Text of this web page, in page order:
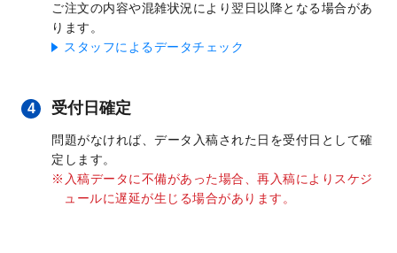
ご注文の内容や混雑状況により翌日以降となる場合があ
ります。
スタッフによるデータチェック
4 受付日確定
問題がなければ、データ入稿された日を受付日として確
定します。
入稿データに不備があった場合、再入稿によりスケジ
ュールに遅延が生じる場合があります。